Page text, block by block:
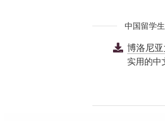
中国留学生
博洛尼
实用的中